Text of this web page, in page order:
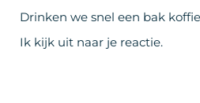
Drinken we snel een bak
Ik kijk uit naar je reactie.